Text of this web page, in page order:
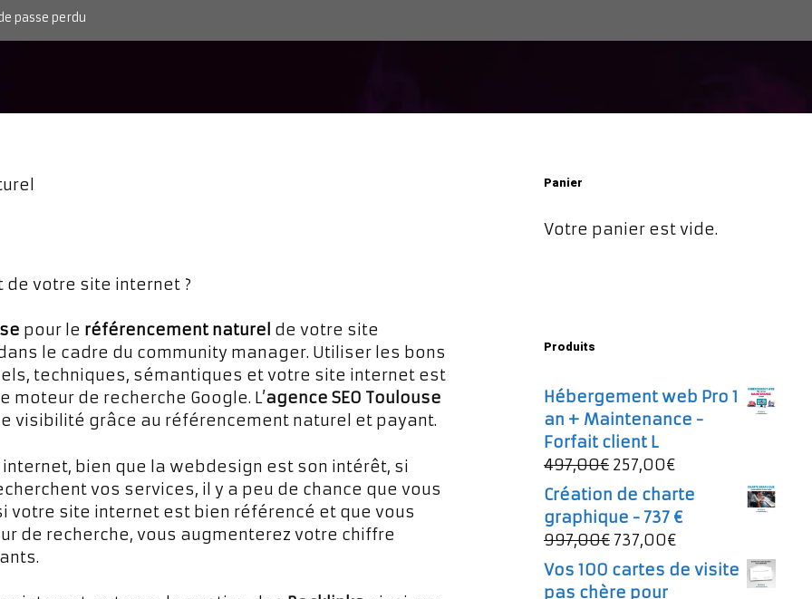
passe perdu
de votre site internet ?
pour le référencement naturel de votre site
le cadre du community manager. Utiliser les bons
techniques, sémantiques et votre site internet est
de recherche Google. L’agence SEO Toulouse
visibilité grâce au référencement naturel et payant.
bien que la webdesign est son intérêt, si
vos services, il y a peu de chance que vous
votre site internet est bien référencé et que vous
de recherche, vous augmenterez votre chiffre
Panier
Votre panier est vide.
Produits
Hébergement web Pro 1
an + Maintenance -
Forfait client L
497,00€ Le
prix
initial
était :
497,00€.
257,00€Le
prix
actuel
est :
Création de charte
graphique - 737 €
997,00€ Le
prix
initial
737,00€Le
prix
Vos 100 cartes de visite
pas chère pour